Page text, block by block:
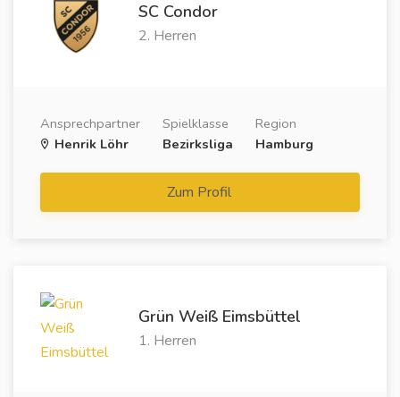
SC Condor
2. Herren
Ansprechpartner
Henrik Löhr
Spielklasse
Bezirksliga
Region
Hamburg
Zum Profil
Grün Weiß Eimsbüttel
1. Herren